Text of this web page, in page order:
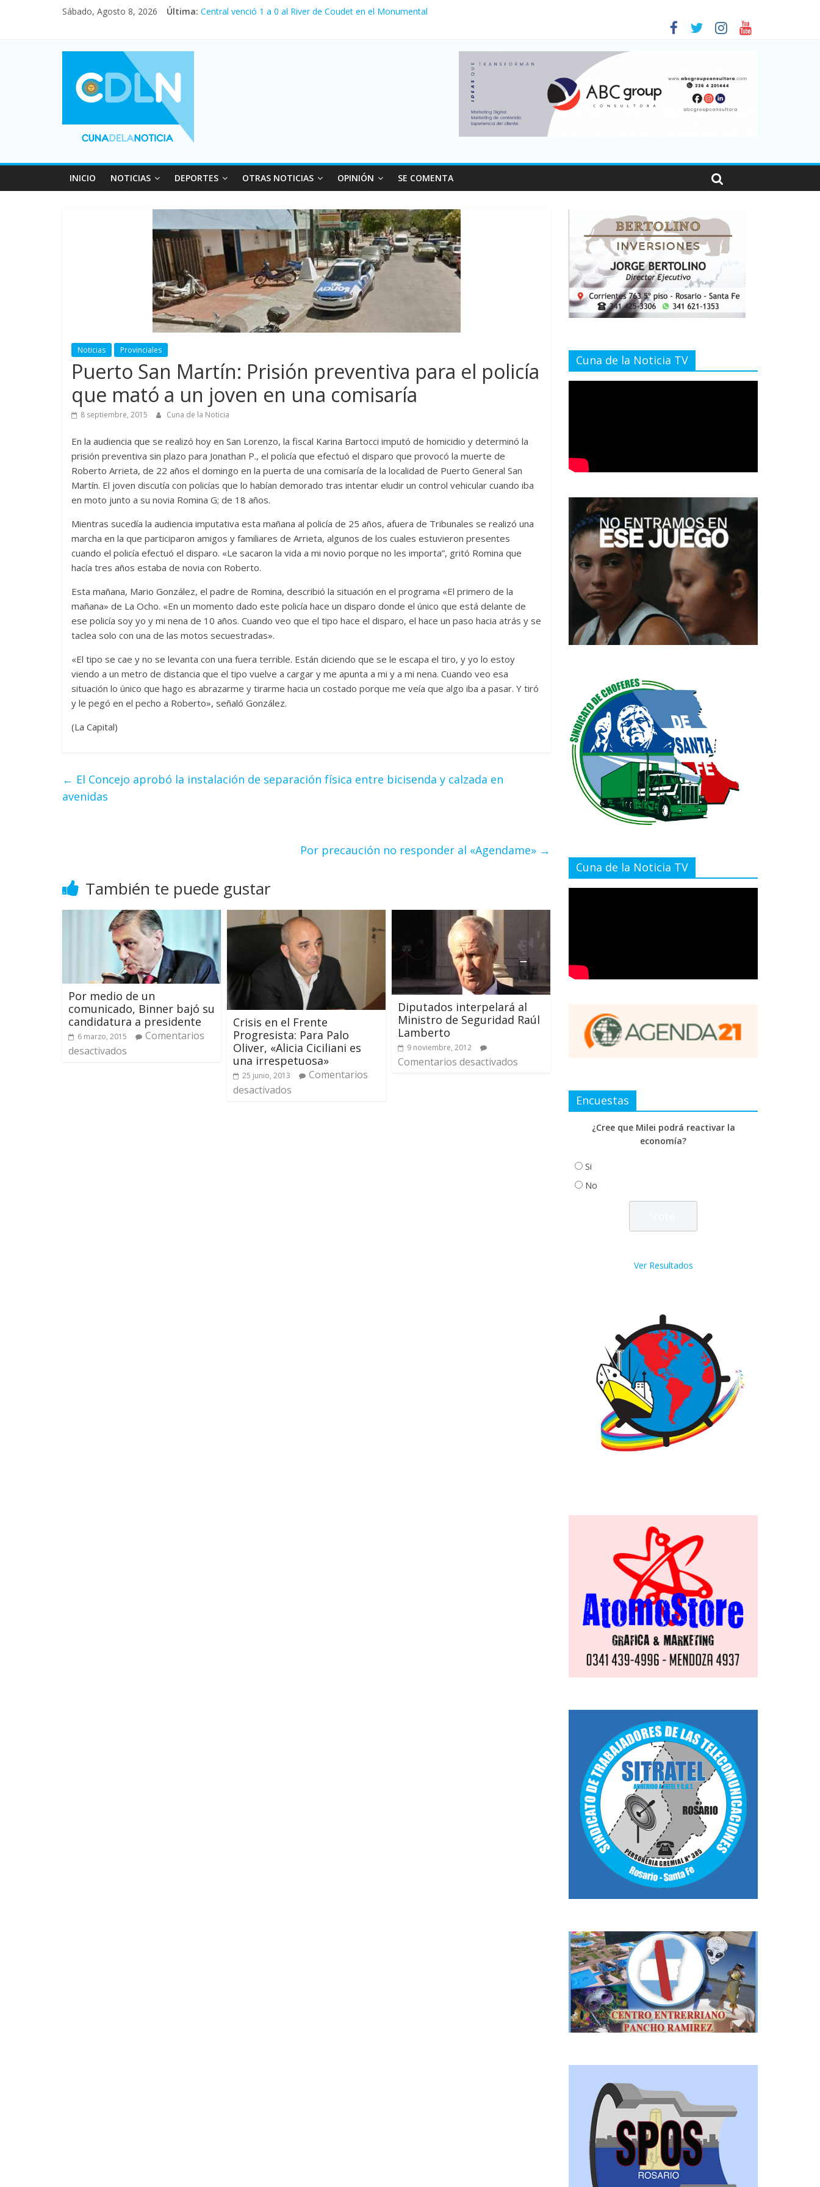
Sábado, Agosto 8, 2026 Última: Central venció 1 a 0 al River de Coudet en el Monumental
Vacaciones de invierno con más movimiento y consumo turístico: 4,6 millones de personas viajaron por el país, un 5,9% más que en 2025
Fuerte caída de la venta de autos usados en julio: bajó un 12,6% interanual
INICIO NOTICIAS DEPORTES OTRAS NOTICIAS OPINIÓN SE COMENTA
Noticias Provinciales
Puerto San Martín: Prisión preventiva para el policía
que mató a un joven en una comisaría
8 septiembre, 2015 Cuna de la Noticia
En la audiencia que se realizó hoy en San Lorenzo, la fiscal Karina Bartocci imputó de homicidio y determinó la
prisión preventiva sin plazo para Jonathan P., el policía que efectuó el disparo que provocó la muerte de
Roberto Arrieta, de 22 años el domingo en la puerta de una comisaría de la localidad de Puerto General San
Martín. El joven discutía con policías que lo habían demorado tras intentar eludir un control vehicular cuando iba
en moto junto a su novia Romina G; de 18 años.
Mientras sucedía la audiencia imputativa esta mañana al policía de 25 años, afuera de Tribunales se realizó una
marcha en la que participaron amigos y familiares de Arrieta, algunos de los cuales estuvieron presentes
cuando el policía efectuó el disparo. «Le sacaron la vida a mi novio porque no les importa”, gritó Romina que
hacía tres años estaba de novia con Roberto.
Esta mañana, Mario González, el padre de Romina, describió la situación en el programa «El primero de la
mañana» de La Ocho. «En un momento dado este policía hace un disparo donde el único que está delante de
ese policía soy yo y mi nena de 10 años. Cuando veo que el tipo hace el disparo, el hace un paso hacia atrás y se
taclea solo con una de las motos secuestradas».
«El tipo se cae y no se levanta con una fuera terrible. Están diciendo que se le escapa el tiro, y yo lo estoy
viendo a un metro de distancia que el tipo vuelve a cargar y me apunta a mi y a mi nena. Cuando veo esa
situación lo único que hago es abrazarme y tirarme hacia un costado porque me veía que algo iba a pasar. Y tiró
y le pegó en el pecho a Roberto», señaló González.
(La Capital)
← El Concejo aprobó la instalación de separación física entre bicisenda y calzada en
avenidas
Por precaución no responder al «Agendame» →
También te puede gustar
Por medio de un
comunicado, Binner bajó su
candidatura a presidente
6 marzo, 2015
Comentarios
desactivados
Crisis en el Frente
Progresista: Para Palo
Oliver, «Alicia Ciciliani es
una irrespetuosa»
25 junio, 2013
Comentarios
desactivados
Diputados interpelará al
Ministro de Seguridad Raúl
Lamberto
9 noviembre, 2012
Comentarios desactivados
Cuna de la Noticia TV
Cuna de la Noticia TV
Encuestas
¿Cree que Milei podrá reactivar la
economía?
Si
No
Ver Resultados